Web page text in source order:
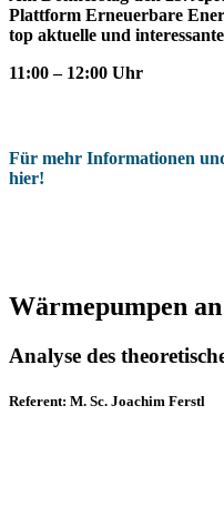
Plattform Erneuerbare
top aktuelle und
11:00 – 12:00 Uhr
Für mehr Informationen
hier!
Wärmepumpen
Analyse des
Referent: M. Sc. Joachim Ferstl